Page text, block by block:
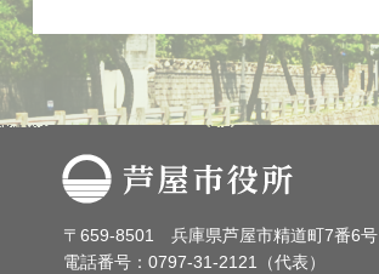
芦屋市役所
〒659-8501 兵庫県芦屋市精道町7番6号
電話番号：0797-31-2121（代表）